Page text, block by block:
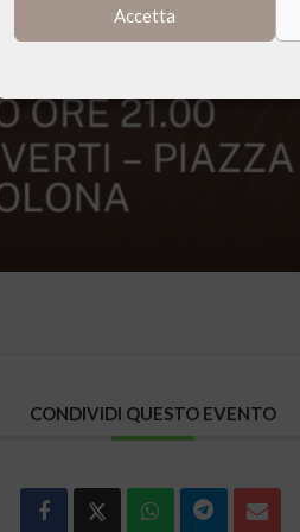
Accetta
CONDIVIDI QUESTO EVENTO